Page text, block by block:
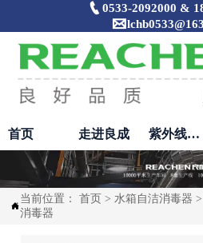
 0533-2092000 &

首页 走进良成 紫外线消毒器

当前位置：首页 > 水箱自洁消毒器
消毒器